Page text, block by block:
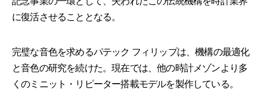
に復活させることとなる。
完璧な音色を求めるパテック フィリップは、機構の最適化
と音色の研究を続けた。現在では、他の時計メゾンより多
くのミニット・リピーター搭載モデルを製作している。